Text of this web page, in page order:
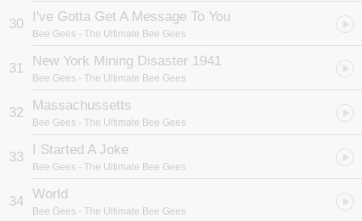
30 I've Gotta Get A Message To You
Bee Gees - The Ultimate Bee Gees
31 New York Mining Disaster 1941
Bee Gees - The Ultimate Bee Gees
32 Massachussetts
Bee Gees - The Ultimate Bee Gees
33 I Started A Joke
Bee Gees - The Ultimate Bee Gees
34 World
Bee Gees - The Ultimate Bee Gees